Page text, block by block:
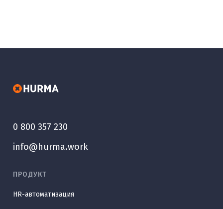
0 800 357 230
info@hurma.work
ПРОДУКТ
HR-автоматизация